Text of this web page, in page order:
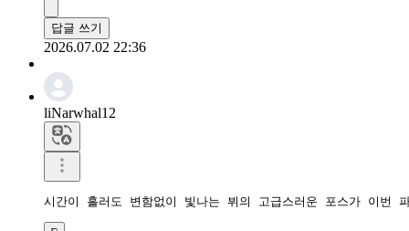
답글 쓰기
2026.07.02 22:36
liNarwhal12
시간이 흘러도 변함없이 빛나는 뷔의 고급스러운 포스가 이번